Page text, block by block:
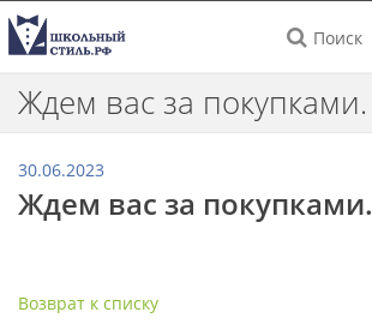
Поиск
Ждем вас за покупками.
30.06.2023
Ждем вас за покупками.
Возврат к списку